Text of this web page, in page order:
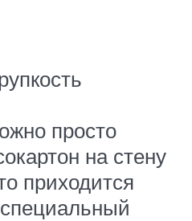
просто
на стену
приходится